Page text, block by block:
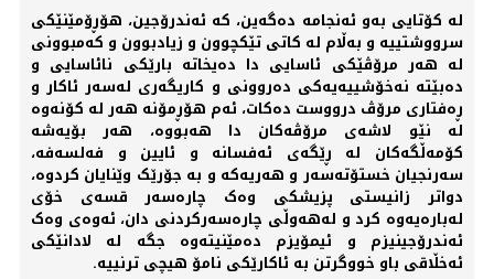
لە کۆتایی بەو ئەنجامە دەگەین، کە ئەندرۆجین، هۆڕۆمێنێکی
سرووشتییە و بەڵام لە کاتی تێکچوون و زیادبوون و کەمبوونی
لە هەر مرۆڤێکی ئاسایی دا دەیخاتە بارێکی نائاسایی و
دەبێتە نەخۆشییەیەکی دەروونی و کاریگەری لەسەر ئاکار و
ڕەفتاری مرۆڤ درووست دەکات، ئەم هۆڕمۆنە هەر لە کۆنەوە
لە نێو لاشەی مرۆڤەکان دا هەبووە، هەر بۆیەشە
کۆمەڵگەکان لە ڕێگەی ئەفسانە و ئایین و فەلسەفە،
سەرنجیان خستۆتەسەر و هەریەکە و بە جۆرێک وێنایان کردوە،
دواتر زانیستی پزیشکی وەک چارەسەر قسەی خۆی
لەبارەیەوە کرد و لەهەوڵی چارەسەرکردنی دان، ئەوەی وەک
ئەندرۆجینیزم و ئیمۆیزم دەمێنیتەوە جگە لە لادانێکی
ئەخڵاقی باو خووگرتن بە ئاکارێکی نامۆ هیچی ترنییە.